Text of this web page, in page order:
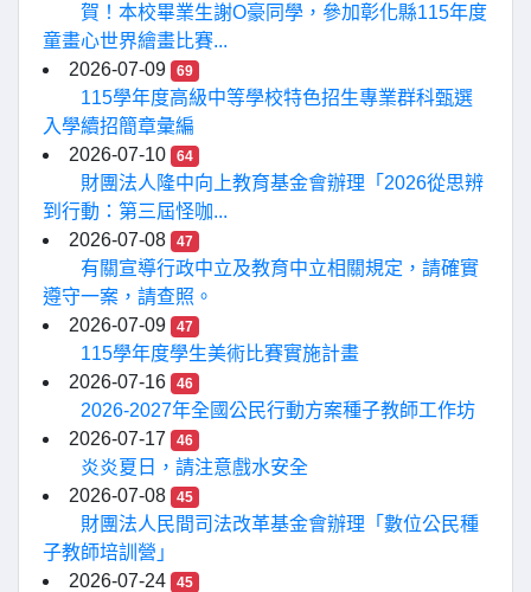
賀！本校畢業生謝O豪同學，參加彰化縣115年度
童畫心世界繪畫比賽...
2026-07-09
69
115學年度高級中等學校特色招生專業群科甄選
入學續招簡章彙編
2026-07-10
64
財團法人隆中向上教育基金會辦理「2026從思辨
到行動：第三屆怪咖...
2026-07-08
47
有關宣導行政中立及教育中立相關規定，請確實
遵守一案，請查照。
2026-07-09
47
115學年度學生美術比賽實施計畫
2026-07-16
46
2026-2027年全國公民行動方案種子教師工作坊
2026-07-17
46
炎炎夏日，請注意戲水安全
2026-07-08
45
財團法人民間司法改革基金會辦理「數位公民種
子教師培訓營」
2026-07-24
45